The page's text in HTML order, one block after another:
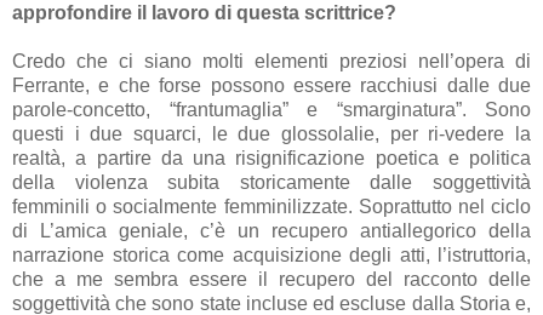
approfondire il lavoro di questa scrittrice?
Credo che ci siano molti elementi preziosi nell’opera di
Ferrante, e che forse possono essere racchiusi dalle due
parole-concetto, “frantumaglia” e “smarginatura”. Sono
questi i due squarci, le due glossolalie, per ri-vedere la
realtà, a partire da una risignificazione poetica e politica
della violenza subita storicamente dalle soggettività
femminili o socialmente femminilizzate. Soprattutto nel ciclo
di L’amica geniale, c’è un recupero antiallegorico della
narrazione storica come acquisizione degli atti, l’istruttoria,
che a me sembra essere il recupero del racconto delle
soggettività che sono state incluse ed escluse dalla Storia e,